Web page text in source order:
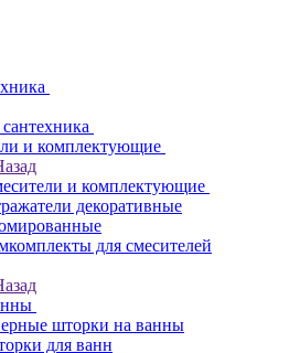
и комплектующие
и комплектующие
декоративные
для смесителей
шторки на ванны
для ванн